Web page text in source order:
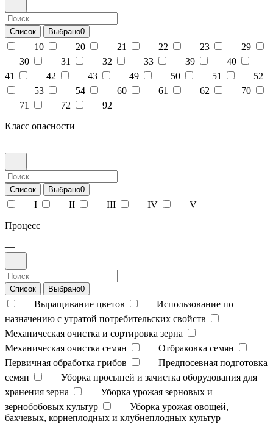
Список Выбрано0
10 20 21 22 23
29
30
31 32 33 39
40
41
42 43 49 50 51
52
53
54 60 61 62
70
71
72
92
Класс опасности
—
Список Выбрано0
I II III IV
V
Процесс
—
Список Выбрано0
Выращивание цветов
Использование по
назначению с утратой потребительских свойств
Механическая очистка и сортировка зерна
Механическая очистка семян
Отбраковка семян
Первичная обработка грибов
Предпосевная подготовка
семян
Уборка просыпей и зачистка оборудования для
хранения зерна
Уборка урожая зерновых и
зернобобовых культур
Уборка урожая овощей,
бахчевых, корнеплодных и клубнеплодных культур